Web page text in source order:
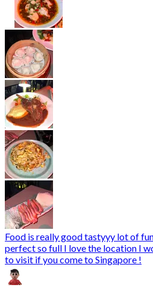
Food is really good tastyyy lot of
perfect so full I love the location I
to visit if you come to Singapore !